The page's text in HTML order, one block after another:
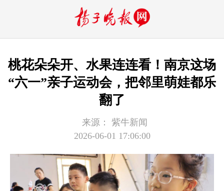
桃花朵朵开、水果连连看！南京这场
“六一”亲子运动会，把邻里萌娃都乐
翻了
来源：
紫牛新闻
2026-06-01 17:06:00